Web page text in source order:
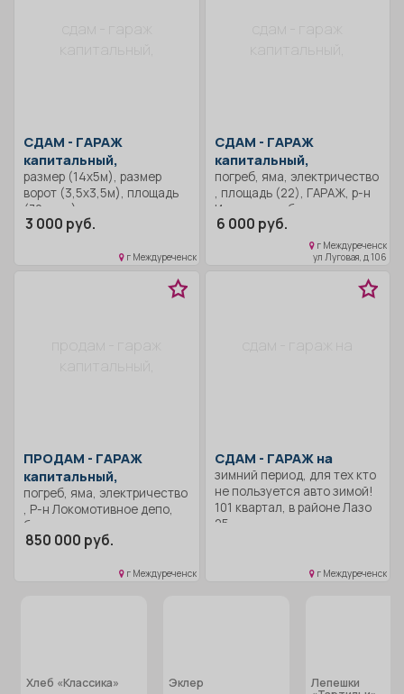
сдам - гараж
капитальный,
СДАМ - ГАРАЖ
капитальный,
размер (14х5м), размер
ворот (3,5х3,5м), площадь
(70 кв. м), для тех кто не
пользуется зимой.
3 000 руб.
г Междуреченск
сдам - гараж
капитальный,
СДАМ - ГАРАЖ
капитальный,
погреб, яма, электричество
, площадь (22), ГАРАЖ, р-н
Ивановская база.
6 000 руб.
г Междуреченск
ул Луговая, д 106
продам - гараж
капитальный,
ПРОДАМ - ГАРАЖ
капитальный,
погреб, яма, электричество
, Р-н Локомотивное депо,
большая яма, высокие
потолки.
850 000 руб.
г Междуреченск
сдам - гараж на
СДАМ - ГАРАЖ на
зимний период, для тех кто
не пользуется авто зимой!
101 квартал, в районе Лазо
25.
г Междуреченск
Хлеб «Классика» Эклер Лепешки